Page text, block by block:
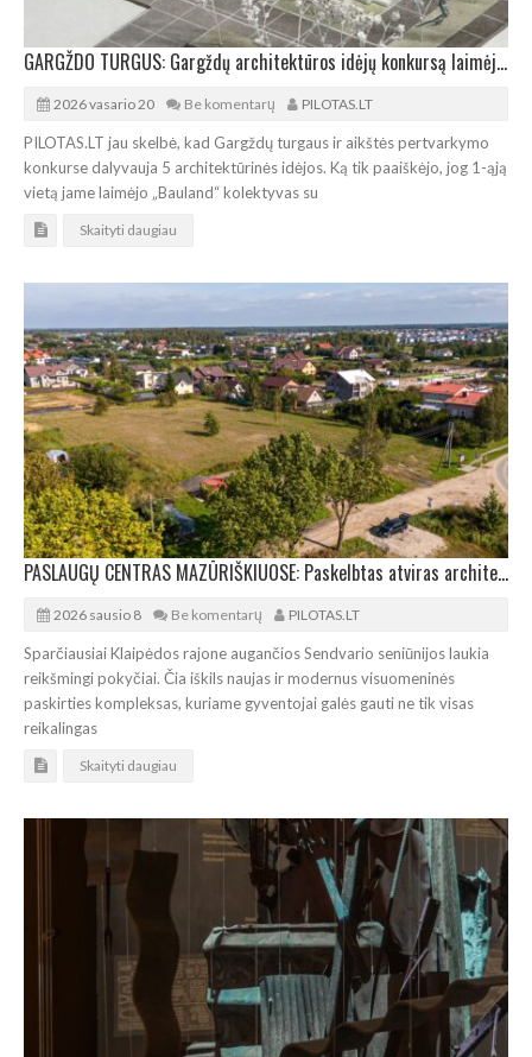
GARGŽDO TURGUS: Gargždų architektūros idėjų konkursą laimėjo „Bauland“
2026 vasario 20 Be komentarų PILOTAS.LT
PILOTAS.LT jau skelbė, kad Gargždų turgaus ir aikštės pertvarkymo
konkurse dalyvauja 5 architektūrinės idėjos. Ką tik paaiškėjo, jog 1-ąją
vietą jame laimėjo „Bauland“ kolektyvas su
Skaityti daugiau
PASLAUGŲ CENTRAS MAZŪRIŠKIUOSE: Paskelbtas atviras architektūros projekto konkursas
2026 sausio 8 Be komentarų PILOTAS.LT
Sparčiausiai Klaipėdos rajone augančios Sendvario seniūnijos laukia
reikšmingi pokyčiai. Čia iškils naujas ir modernus visuomeninės
paskirties kompleksas, kuriame gyventojai galės gauti ne tik visas
reikalingas
Skaityti daugiau